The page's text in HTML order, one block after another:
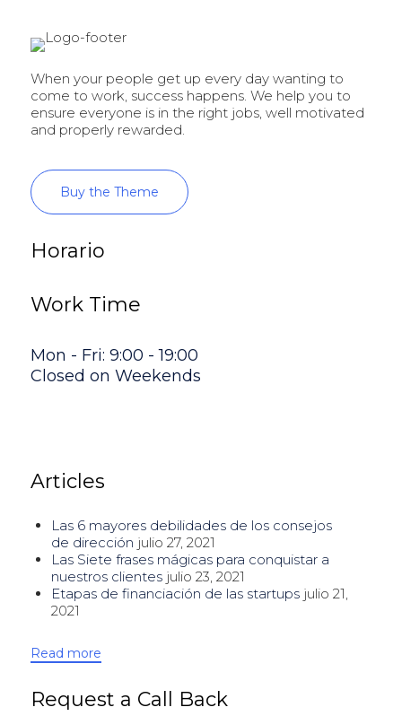
When your people get up every day wanting to
come to work, success happens. We help you to
ensure everyone is in the right jobs, well motivated
and properly rewarded.
Buy the Theme
Horario
Work Time
Mon - Fri: 9:00 - 19:00
Closed on Weekends
Articles
Las 6 mayores debilidades de los consejos
de dirección julio 27, 2021
Las Siete frases mágicas para conquistar a
nuestros clientes julio 23, 2021
Etapas de financiación de las startups julio 21,
2021
Read more
Request a Call Back